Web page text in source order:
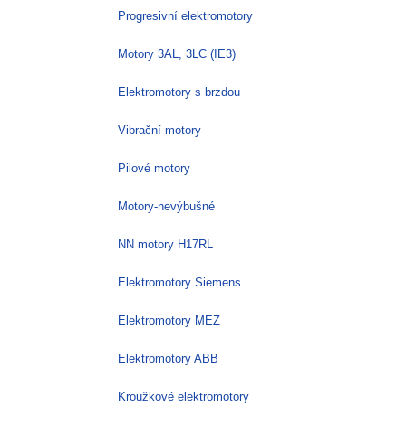
Progresivní elektromotory
Motory 3AL, 3LC (IE3)
Elektromotory s brzdou
Vibrační motory
Pilové motory
Motory-nevýbušné
NN motory H17RL
Elektromotory Siemens
Elektromotory MEZ
Elektromotory ABB
Kroužkové elektromotory